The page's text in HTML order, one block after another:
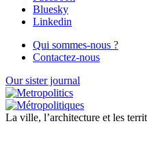
Bluesky
Linkedin
Qui sommes-nous ?
Contactez-nous
Our sister journal
La ville, l’architecture et les